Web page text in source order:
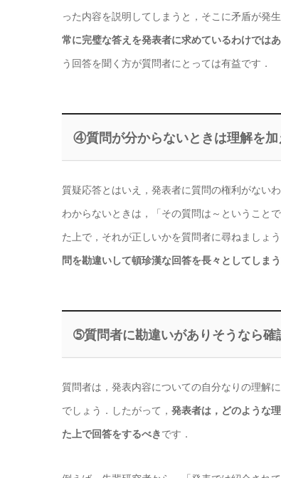
った内容を説明してしまうと，そこに矛盾が発
常に完璧な答えを発表者に求めているわけでは
う回答を聞く方が質問者にとっては有益です．
④質問が分からないときは理解を
質疑応答とはいえ，発表者に質問の権利がない
わからないときは，「その質問は～ということ
た上で，それが正しいかを質問者に尋ねましょ
問を勘違いして頓珍漢な回答を長々としてしま
➄質問者に勘違いがありそうなら確
質問者は，発表内容についての自分なりの理解
でしょう．したがって， 発表者は，どのような
た上で回答をするべきです．